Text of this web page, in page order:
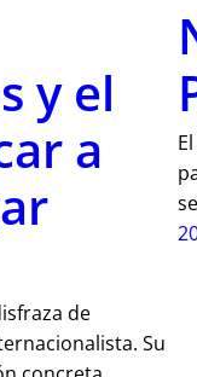
y el
a
de
Su